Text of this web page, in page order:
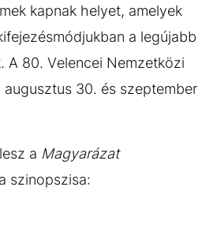
kapnak helyet, amelyek
a legújabb
A 80. Velencei Nemzetközi
30. és szeptember
a Magyarázat
szinopszisa: